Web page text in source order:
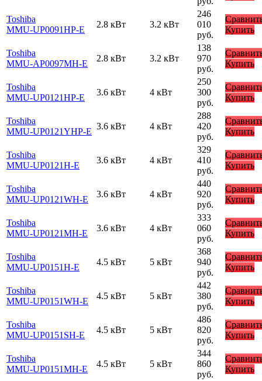
Toshiba
MMU-UP0091HP-E
2.8 кВт 3.2 кВт
246
010
руб.
Купить
Toshiba
MMU-AP0097MH-E
2.8 кВт 3.2 кВт
138
970
руб.
Купить
Toshiba
MMU-UP0121HP-E
3.6 кВт 4 кВт
250
300
руб.
Купить
Toshiba
MMU-UP0121YHP-E
3.6 кВт 4 кВт
288
420
руб.
Купить
Toshiba
MMU-UP0121H-E
3.6 кВт 4 кВт
329
410
руб.
Купить
Toshiba
MMU-UP0121WH-E
3.6 кВт 4 кВт
440
920
руб.
Купить
Toshiba
MMU-UP0121MH-E
3.6 кВт 4 кВт
333
060
руб.
Купить
Toshiba
MMU-UP0151H-E
4.5 кВт 5 кВт
368
940
руб.
Купить
Toshiba
MMU-UP0151WH-E
4.5 кВт 5 кВт
442
380
руб.
Купить
Toshiba
MMU-UP0151SH-E
4.5 кВт 5 кВт
486
820
руб.
Купить
Toshiba
MMU-UP0151MH-E
4.5 кВт 5 кВт
344
860
руб.
Купить